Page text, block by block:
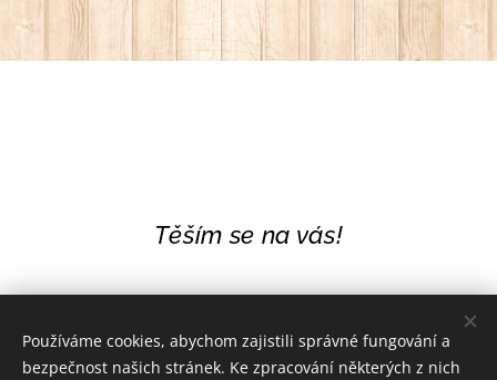
Těším se na vás!
Používáme cookies, abychom zajistili správné fungování a
bezpečnost našich stránek. Ke zpracování některých z nich